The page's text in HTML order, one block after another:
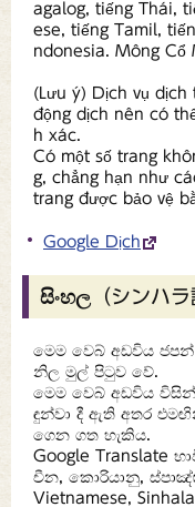
agalog, tiếng Thái,
ese, tiếng Tamil,
ndonesia. Mông Cổ
(Lưu ý) Dịch vụ
động dịch nên có
h xác.
Có một số trang
g, chẳng hạn như
trang được bảo vệ
Google Dịch
සිංහල（シンハラ
මෙම වෙබ් අඩවිය
නිල මුල් පිටුව වේ.
මෙම වෙබ් අඩවිය
ඳුන්වා දී ඇති අතර
ගෙන ගත හැකිය.
Google Translate
චීන, කොරියානු,
Vietnamese,